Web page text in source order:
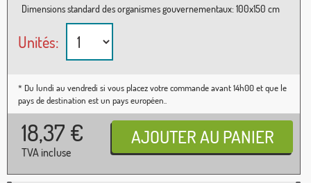
Dimensions standard des organismes gouvernementaux: 100x150 cm
Unités:
* Du lundi au vendredi si vous placez votre commande avant 14h00 et que le
pays de destination est un pays européen..
18,37 €
TVA incluse